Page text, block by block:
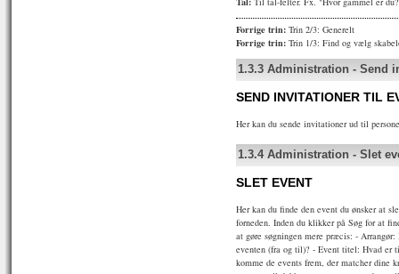
Forrige trin: Trin 2/3: Generelt
Forrige trin: Trin 1/3: Find og vælg
1.3.3 Administration - Send
SEND INVITATIONER TIL
Her kan du sende invitationer ud til
1.3.4 Administration - Slet
SLET EVENT
Her kan du finde den event du ønsker at
forneden. Inden du klikker på Søg for at
at gøre søgningen mere præcis: -
eventen (fra og til)? - Event titel: Hvad er
komme de events frem, der matcher dine